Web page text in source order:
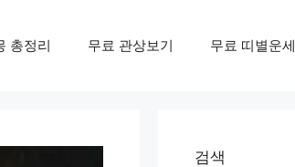
총정리 무료 관상보기 무료 띠별운세
검색